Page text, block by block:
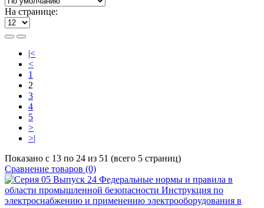
На странице:
|<
<
1
2
3
4
5
>
>|
Показано с 13 по 24 из 51 (всего 5 страниц)
Сравнение товаров (0)